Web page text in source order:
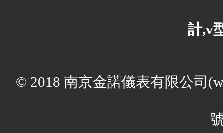
計,v
© 2018 南京金諾儀表有限公司